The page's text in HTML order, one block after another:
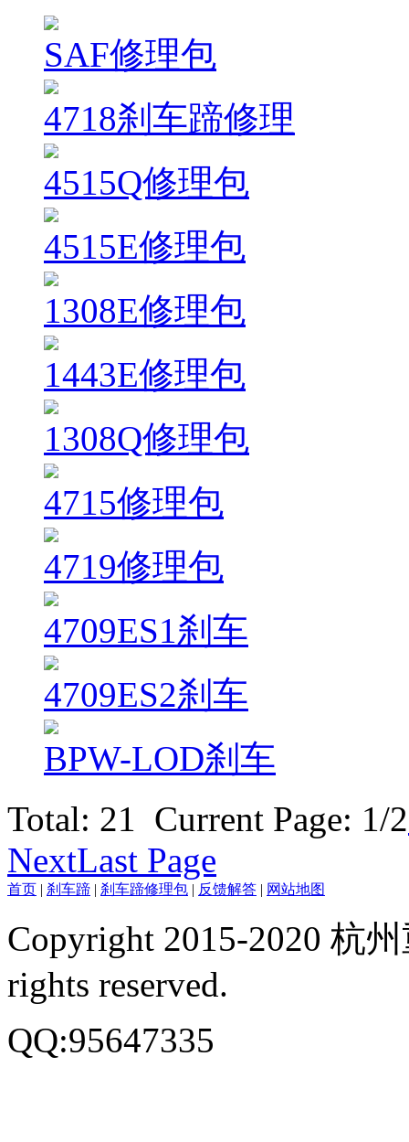
SAF修理包
4718刹车蹄修理
4515Q修理包
4515E修理包
1308E修理包
1443E修理包
1308Q修理包
4715修理包
4719修理包
4709ES1刹车
4709ES2刹车
BPW-LOD刹车
Total: 21 Current Page: 1/2
NextLast Page
首页 | 刹车蹄 | 刹车蹄修理包 | 反馈解答 | 网站地图
Copyright 2015-2020 杭
rights reserved.
QQ:95647335